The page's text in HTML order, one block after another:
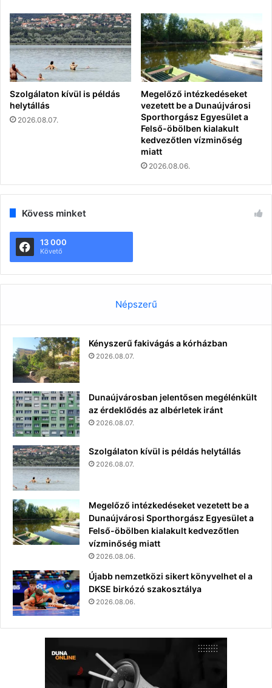
Szolgálaton kívül is példás
helytállás
2026.08.07.
Megelőző intézkedéseket
vezetett be a Dunaújvárosi
Sporthorgász Egyesület a
Felső-öbölben kialakult
kedvezőtlen vízminőség
miatt
2026.08.06.
Kövess minket
13 000
Követő
Népszerű
Kényszerű fakivágás a kórházban
2026.08.07.
Dunaújvárosban jelentősen megélénkült
az érdeklődés az albérletek iránt
2026.08.07.
Szolgálaton kívül is példás helytállás
2026.08.07.
Megelőző intézkedéseket vezetett be a
Dunaújvárosi Sporthorgász Egyesület a
Felső-öbölben kialakult kedvezőtlen
vízminőség miatt
2026.08.06.
Újabb nemzetközi sikert könyvelhet el a
DKSE birkózó szakosztálya
2026.08.06.